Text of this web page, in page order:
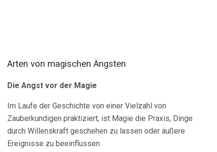
Arten von magischen Ängsten
Die Angst vor der Magie
Im Laufe der Geschichte von einer Vielzahl von
Zauberkundigen praktiziert, ist Magie die Praxis, Dinge
durch Willenskraft geschehen zu lassen oder äußere
Ereignisse zu beeinflussen.